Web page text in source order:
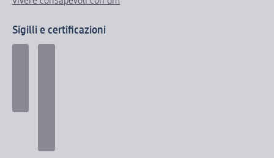
Sigilli e certificazioni